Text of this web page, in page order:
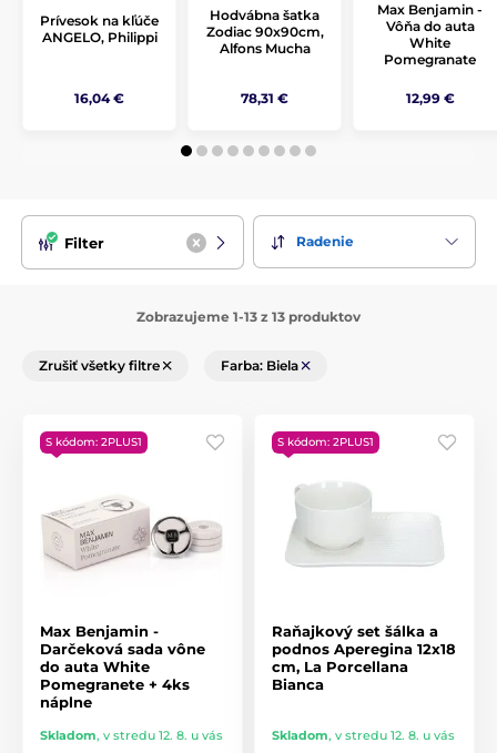
Prívesok na kľúče
ANGELO, Philippi
16,04 €
Hodvábna šatka
Zodiac 90x90cm,
Alfons Mucha
78,31 €
Max Benjamin -
Vôňa do auta
White
Pomegranate
12,99 €
Filter Radenie
Zobrazujeme 1-13 z 13 produktov
Zrušiť všetky filtre Farba: Biela
S kódom: 2PLUS1
Max Benjamin -
Darčeková sada vône
do auta White
Pomegranete + 4ks
náplne
Skladom, v stredu 12. 8. u vás
S kódom: 2PLUS1
Raňajkový set šálka a
podnos Aperegina 12x18
cm, La Porcellana
Bianca
Skladom, v stredu 12. 8. u vás